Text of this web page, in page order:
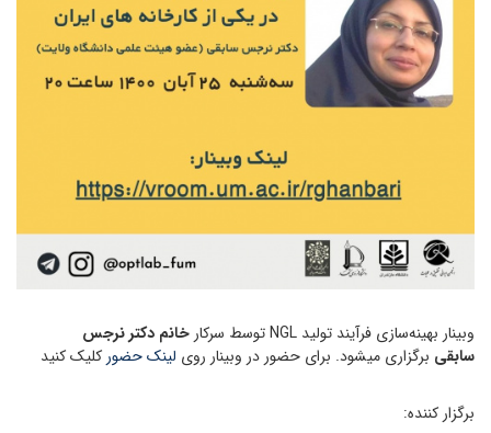
وبینار بهینه‌سازی فرآیند تولید NGL توسط سرکار
خانم دکتر نرجس
سابقی برگزاری میشود. برای حضور در وبینار روی لینک حضور کلیک کنید
برگزار کننده: